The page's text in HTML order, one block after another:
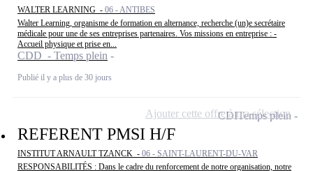
WALTER LEARNING - 06 - ANTIBES
Walter Learning, organisme de formation en alternance, recherche (un)e secrétaire
médicale pour une de ses entreprises partenaires. Vos missions en entreprise : -
Accueil physique et prise en...
CDD - Temps plein
Publié il y a plus de 30 jours
REFERENT PMSI H/F
INSTITUT ARNAULT TZANCK - 06 - SAINT-LAURENT-DU-VAR
RESPONSABILITÉS : Dans le cadre du renforcement de notre organisation, notre
CDITemps plein
Ajouter cette offre à ma sélection